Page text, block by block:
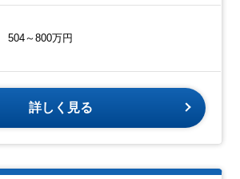
504～800万円
詳しく見る